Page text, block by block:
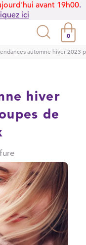
avant 19h00.
ici
0
automne hiver 2023
hiver
de